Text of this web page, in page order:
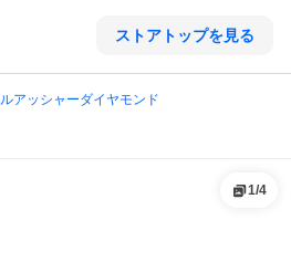
ストアトップを見る
アッシャーダイヤモンド
1/4